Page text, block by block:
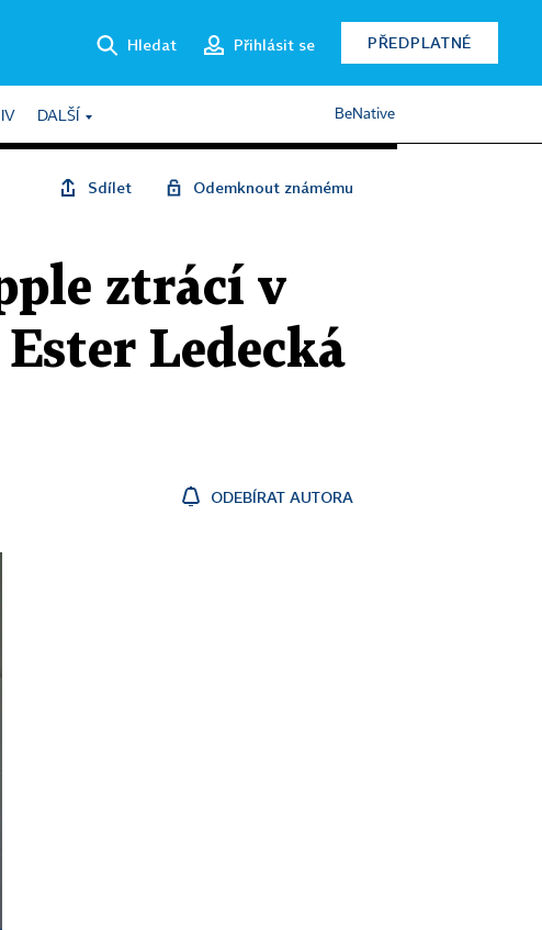
Hledat Přihlásit se PŘEDPLATNÉ
DALŠÍ BeNative
Sdílet Odemknout známému
ztrácí v
Ledecká
ODEBÍRAT AUTORA